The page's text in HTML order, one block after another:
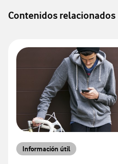
Contenidos relacionados
Información útil